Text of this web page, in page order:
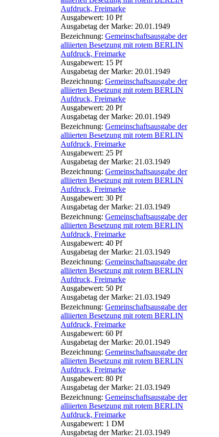
Aufdruck, Freimarke
Ausgabewert: 10 Pf
Ausgabetag der Marke: 20.01.1949
Bezeichnung: Gemeinschaftsausgabe der
alliierten Besetzung mit rotem BERLIN
Aufdruck, Freimarke
Ausgabewert: 15 Pf
Ausgabetag der Marke: 20.01.1949
Bezeichnung: Gemeinschaftsausgabe der
alliierten Besetzung mit rotem BERLIN
Aufdruck, Freimarke
Ausgabewert: 20 Pf
Ausgabetag der Marke: 20.01.1949
Bezeichnung: Gemeinschaftsausgabe der
alliierten Besetzung mit rotem BERLIN
Aufdruck, Freimarke
Ausgabewert: 25 Pf
Ausgabetag der Marke: 21.03.1949
Bezeichnung: Gemeinschaftsausgabe der
alliierten Besetzung mit rotem BERLIN
Aufdruck, Freimarke
Ausgabewert: 30 Pf
Ausgabetag der Marke: 21.03.1949
Bezeichnung: Gemeinschaftsausgabe der
alliierten Besetzung mit rotem BERLIN
Aufdruck, Freimarke
Ausgabewert: 40 Pf
Ausgabetag der Marke: 21.03.1949
Bezeichnung: Gemeinschaftsausgabe der
alliierten Besetzung mit rotem BERLIN
Aufdruck, Freimarke
Ausgabewert: 50 Pf
Ausgabetag der Marke: 21.03.1949
Bezeichnung: Gemeinschaftsausgabe der
alliierten Besetzung mit rotem BERLIN
Aufdruck, Freimarke
Ausgabewert: 60 Pf
Ausgabetag der Marke: 20.01.1949
Bezeichnung: Gemeinschaftsausgabe der
alliierten Besetzung mit rotem BERLIN
Aufdruck, Freimarke
Ausgabewert: 80 Pf
Ausgabetag der Marke: 21.03.1949
Bezeichnung: Gemeinschaftsausgabe der
alliierten Besetzung mit rotem BERLIN
Aufdruck, Freimarke
Ausgabewert: 1 DM
Ausgabetag der Marke: 21.03.1949